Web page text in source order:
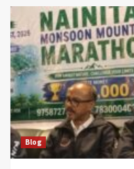
Blog